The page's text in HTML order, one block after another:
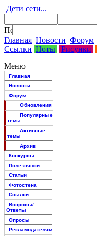
Дети сети...
Главная Новости Форум
Ссылки Ноты Рисунки
Меню
Главная
Новости
Форум
Обновления
Популярные
темы
Активные
темы
Архив
Конкурсы
Полезняшки
Статьи
Фотостена
Ссылки
Вопросы/
Ответы
Опросы
Рекламодателям